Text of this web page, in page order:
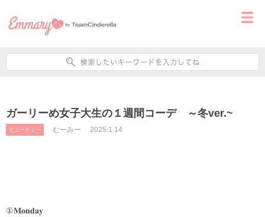
ガーリーめ女子大生の１週間コーデ ～冬ver.~
ビューティー むーみー 2025.1.14
①𝐌𝐨𝐧𝐝𝐚𝐲